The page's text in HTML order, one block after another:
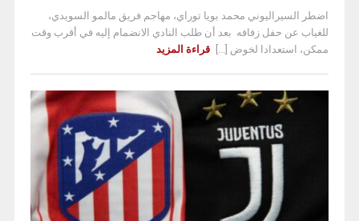
اضطر السيراليوني محمد بويا توراي، مهاجم فريق مالمو السويدي،
للغياب عن حفل زفافه بعد أن طلب النادي الانضمام إليه في أقرب وقت
ممكن، استعدادا لخوض [...]
قراءة المزيد